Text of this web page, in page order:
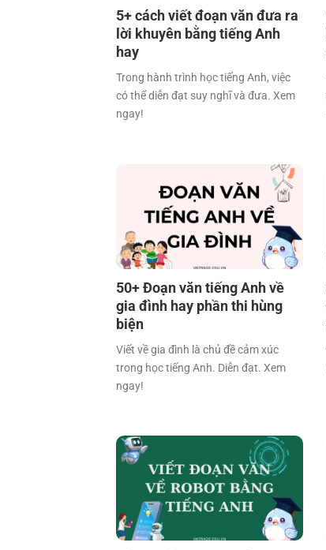
5+ cách viết đoạn văn đưa ra
lời khuyên bằng tiếng Anh
hay
Trong hành trình học tiếng Anh, việc
có thể diễn đạt suy nghĩ và đưa. Xem
ngay!
50+ Đoạn văn tiếng Anh về
gia đình hay phần thi hùng
biện
Viết về gia đình là chủ đề cảm xúc
trong học tiếng Anh. Diễn đạt. Xem
ngay!